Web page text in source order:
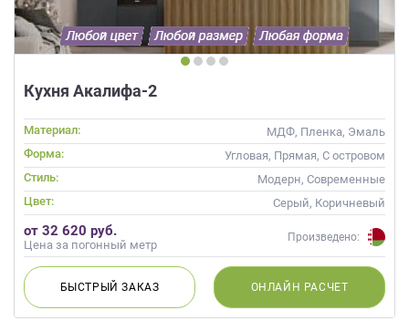
Кухня Акалифа-2
Материал:
МДФ, Пленка, Эмаль
Форма:
Угловая, Прямая, С островом
Стиль:
Модерн, Современные
Цвет:
Серый, Коричневый
от 32 620 руб.
Цена за погонный метр
Произведено:
БЫСТРЫЙЗАКАЗ ОНЛАЙН РАСЧЕТ